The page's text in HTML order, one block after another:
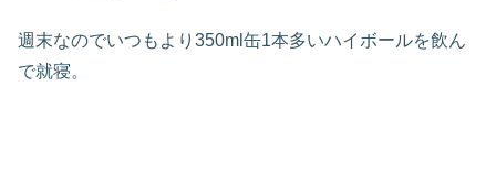
週末なのでいつもより350ml缶1本多いハイボールを飲ん
で就寝。